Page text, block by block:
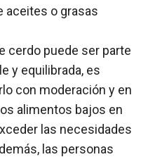
aceites o grasas
cerdo puede ser parte
y equilibrada, es
con moderación y en
alimentos bajos en
las necesidades
las personas